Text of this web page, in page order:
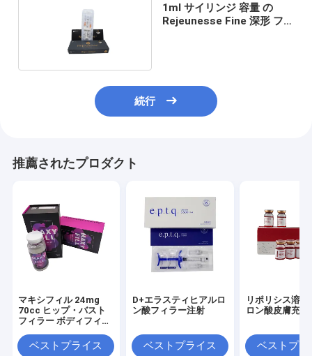
1ml サイリンジ 容量 の
Rejeunesse Fine 深形 フ
続行
推薦されたプロダクト
マキシフィル 24mg
70cc ヒップ・バスト
フィラー ボディフィラ
ベストプライス
D+エラスティヒアルロ
ン酸フィラー注射
ベストプライス
リポリシス溶液
ロン酸皮膚充填
ベストプラ